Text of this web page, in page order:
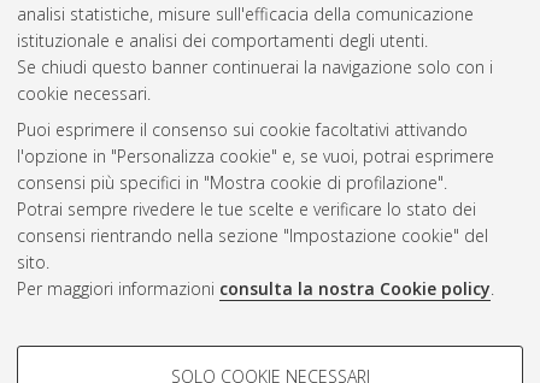
analisi statistiche, misure sull'efficacia della comunicazione
istituzionale e analisi dei comportamenti degli utenti.
Se chiudi questo banner continuerai la navigazione solo con i
cookie necessari.
Puoi esprimere il consenso sui cookie facoltativi attivando
l'opzione in "Personalizza cookie" e, se vuoi, potrai esprimere
consensi più specifici in "Mostra cookie di profilazione".
Potrai sempre rivedere le tue scelte e verificare lo stato dei
consensi rientrando nella sezione "Impostazione cookie" del
sito.
Per maggiori informazioni consulta la nostra Cookie policy.
COOKIE DI PROFILAZIONE -
SOLO COOKIE NECESSARI
Questa lista e' stata generata ilFri Aug 7 20:44:35 2026 CEST
Atom
Rss 1.0
Rss 2.0
ISSN: 2038-7946
Impostazioni Cookie